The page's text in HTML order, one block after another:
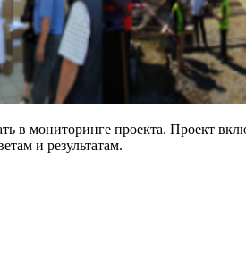
в мониторинге проекта. Проект
и результатам.